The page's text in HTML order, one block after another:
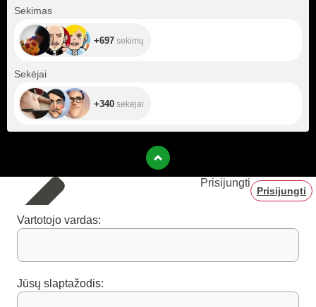
Sekimas
+697 sekimų
Sekėjai
+340 sekėjai
Prisijungti
Prisijungti
Vartotojo vardas:
Jūsų slaptažodis: